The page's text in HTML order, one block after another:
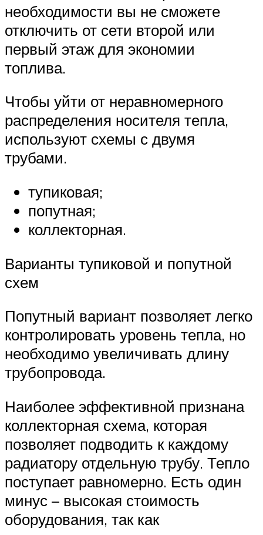
необходимости вы не сможете
отключить от сети второй или
первый этаж для экономии
топлива.
Чтобы уйти от неравномерного
распределения носителя тепла,
используют схемы с двумя
трубами.
тупиковая;
попутная;
коллекторная.
Варианты тупиковой и попутной
схем
Попутный вариант позволяет легко
контролировать уровень тепла, но
необходимо увеличивать длину
трубопровода.
Наиболее эффективной признана
коллекторная схема, которая
позволяет подводить к каждому
радиатору отдельную трубу. Тепло
поступает равномерно. Есть один
минус – высокая стоимость
оборудования, так как